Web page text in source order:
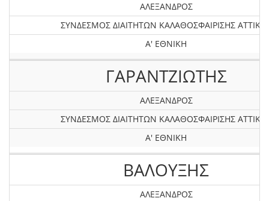
ΑΛΕΞΑΝΔΡΟΣ
ΣΥΝΔΕΣΜΟΣ ΔΙΑΙΤΗΤΩΝ ΚΑΛΑΘΟΣΦΑΙΡΙΣΗΣ
Α' ΕΘΝΙΚΗ
ΓΑΡΑΝΤZΙΩΤΗΣ
ΑΛΕΞΑΝΔΡΟΣ
ΣΥΝΔΕΣΜΟΣ ΔΙΑΙΤΗΤΩΝ ΚΑΛΑΘΟΣΦΑΙΡΙΣΗΣ
Α' ΕΘΝΙΚΗ
ΒΑΛΟΥΞΗΣ
ΑΛΕΞΑΝΔΡΟΣ